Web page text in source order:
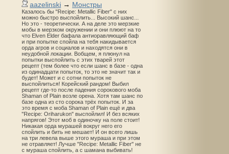
aazelinski → Монстры
Казалось бы "Recipe: Metallic Fiber" с них
можно быстро выспойлить... Высокий шанс...
Но это - теоретически. А на деле это мерзкие
мобы в мерзком окружении и они плюют на то
что Elven Elder бафала антиоравляющий баф
и при попытке спойла на тебя накидывается
орда агров и социалов и находятся они в
неудобной локации. Вобщем, я плюнул на
попытки выспойлить с этих тварей этот
рецепт (тем более что если шанс в базе - одна
из одинадцати попыток, то это не значит так и
будет! Может и с сотни попыток не
выспойлиться! Корейский рандом! Выбил
рецепт где-то после падения сорокового моба
Shaman of Plain возле орена. Хотя там шанс по
базе одна из сто сорока трёх попыток. И за
это время с моба Shaman of Plain ещё и два
"Recipe: Oriharukon" выспойлил! И без всяких
напрягов! Этот моб в одиночку на поле стоит!
Никакая орда мурашей вокруг него его
спойлить и бить не мешает! И он всего лишь
на три левела выше этого мураша и при этом
не отравляет! Лучше "Recipe: Metallic Fiber" не
с мураша спойлить, а с шамана выбивать!